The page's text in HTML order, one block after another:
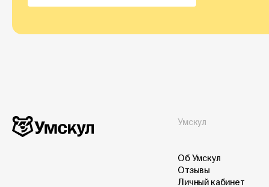
Умскул
Об Умскул
Отзывы
Личный кабинет